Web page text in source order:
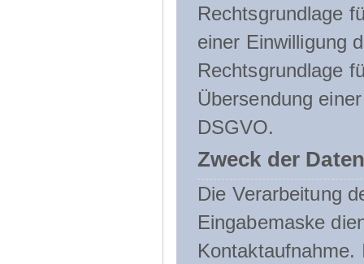
Rechtsgrundlage
einer Einwilligung
Rechtsgrundlage
Übersendung
DSGVO.
Zweck der
Die Verarbeitung
Eingabemaske